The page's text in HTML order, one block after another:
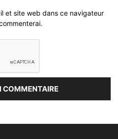
et site web dans ce navigateur